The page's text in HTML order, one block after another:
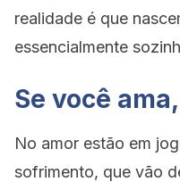
realidade é que
essencialmente
Se você
No amor estão em
sofrimento, que vão